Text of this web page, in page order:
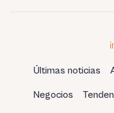
Últimas noticias
Negocios